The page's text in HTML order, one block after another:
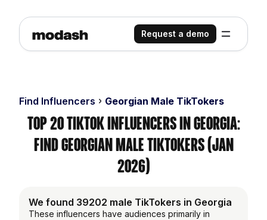
Request a demo
Find Influencers Georgian Male TikTokers
Top 20 TikTok Influencers in Georgia:
Find Georgian Male TikTokers (Jan
2026)
We found 39202 male TikTokers in Georgia
These influencers have audiences primarily in